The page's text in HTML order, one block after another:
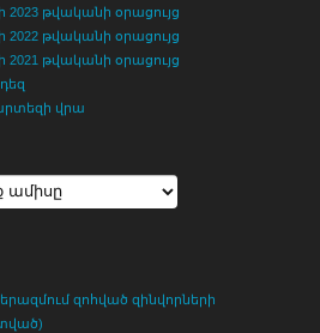
2023 թվականի օրացույց
2022 թվականի օրացույց
2021 թվականի օրացույց
վրա
զոհված զինվորների